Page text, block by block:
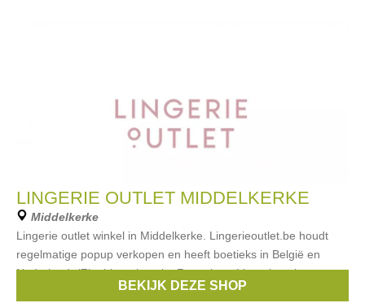
LINGERIE OUTLET MIDDELKERKE
Middelkerke
Lingerie outlet winkel in Middelkerke. Lingerieoutlet.be houdt
regelmatige popup verkopen en heeft boetieks in België en
Nederland. (Zie: Lingerieoutlet Roeselare, Lingerieoutlet
Brugge, LingerieoutletBEKIJK DEZE SHOP